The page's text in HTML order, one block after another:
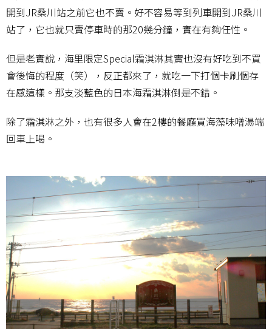
開到JR桑川站之前它也不賣。好不容易等到列車開到JR桑川
站了，它也就只賣停車時的那20幾分鐘，實在有夠任性。
但是老實說，海里限定Special霜淇淋其實也沒有好吃到不買
會後悔的程度（笑），反正都來了，就吃一下打個卡刷個存
在感這樣。那支淡藍色的日本海霜淇淋倒是不錯。
除了霜淇淋之外，也有很多人會在2樓的餐廳買海藻味噌湯端
回車上喝。